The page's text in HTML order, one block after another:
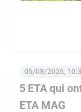
5 ETA qui
ETA MAG
05/08/2026,